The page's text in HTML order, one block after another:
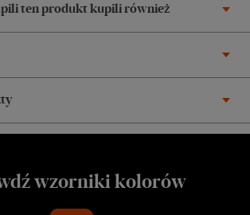
ten produkt kupili również
wzorniki kolorów